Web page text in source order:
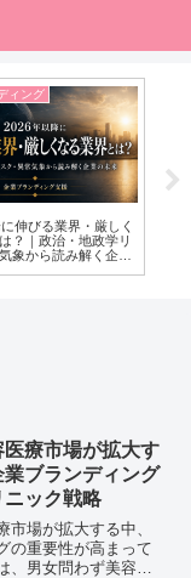
ィング
伸びる業界・厳しく
？｜政治・地政学リ
象から読み解く企業
医療市場が拡大す
ブランディング
ック戦略
市場が拡大する中、
の重要性が高まって
、男女問わず美容意